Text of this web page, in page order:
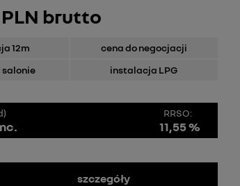
brutto
12m
cena do negocjacji
salonie
instalacja LPG
szczegóły
RRSO:
11,55 %